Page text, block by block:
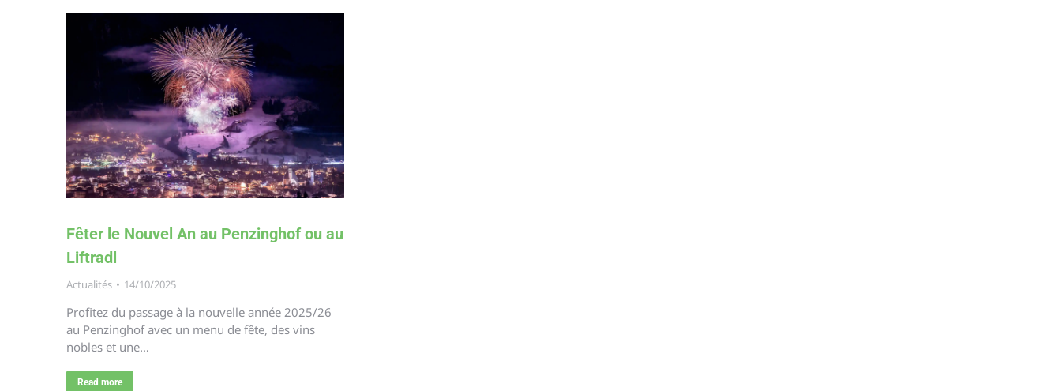
Fêter le Nouvel An au Penzinghof ou au
Liftradl
Actualités 14/10/2025
Profitez du passage à la nouvelle année 2025/26
au Penzinghof avec un menu de fête, des vins
nobles et une…
Read more